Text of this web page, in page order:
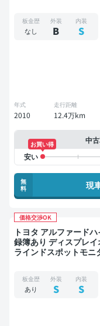
板金歴
なし
外装
B
内装
S
年式
2010
走行距離
12.4万km
中
お買い得
無
料
現
価格交渉OK
トヨタ アルファードハイ
録簿あり ディスプレ
ラインドスポットモニ
バックモニター 全方
減 両側電動スライドド
板金歴
あり
外装
S
内装
S